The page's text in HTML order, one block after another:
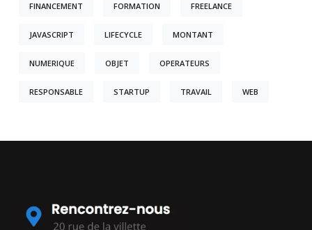
FINANCEMENT FORMATION FREELANCE
JAVASCRIPT LIFECYCLE MONTANT
NUMERIQUE OBJET OPERATEURS
RESPONSABLE STARTUP TRAVAIL WEB